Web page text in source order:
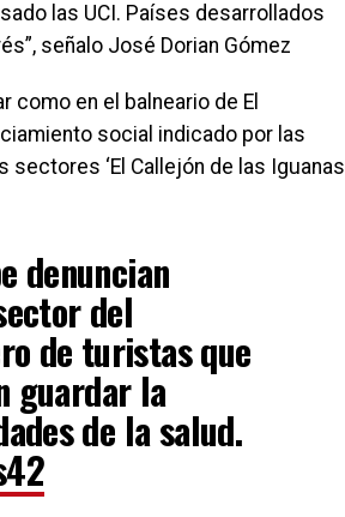
las UCI. Países desarrollados
señalo José Dorian Gómez
como en el balneario de El
social indicado por las
‘El Callejón de las Iguanas
denuncian
del
de turistas que
guardar la
de la salud.